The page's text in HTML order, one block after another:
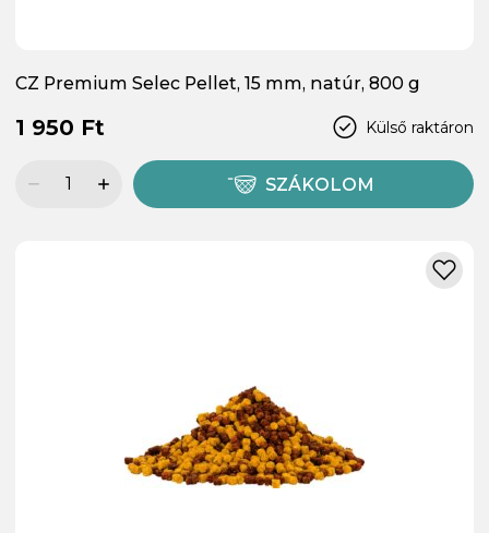
CZ Premium Selec Pellet, 15 mm, natúr, 800 g
Külső raktáron
1 950 Ft
SZÁKOLOM